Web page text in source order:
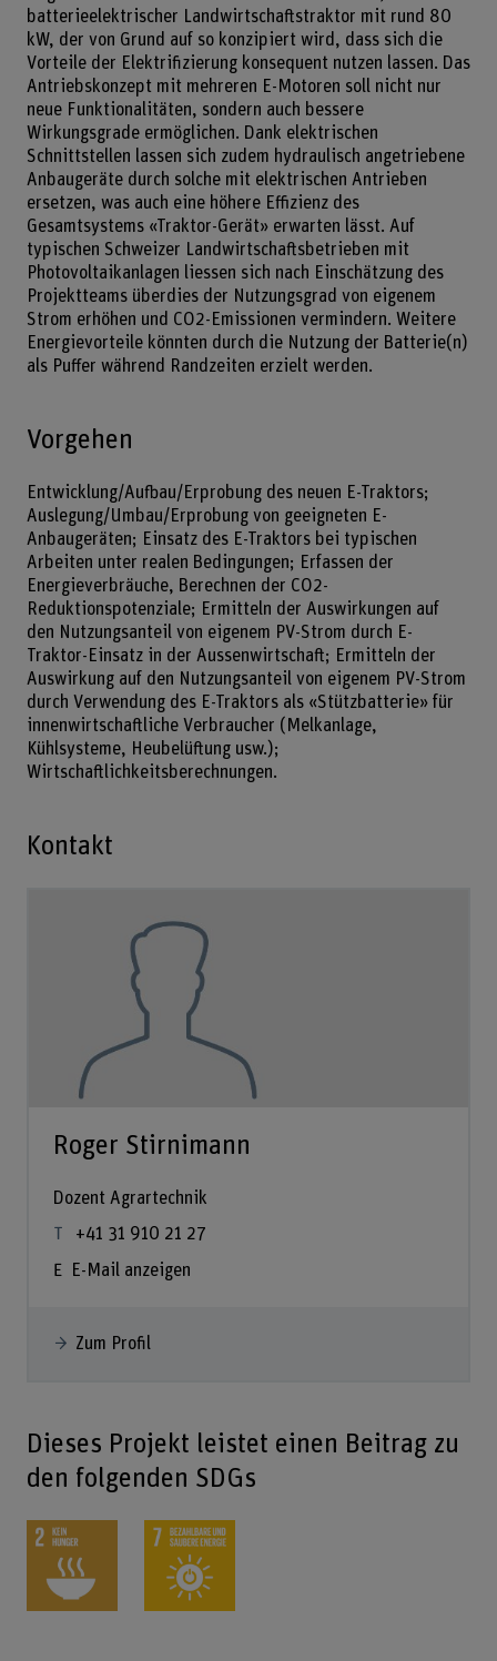
batterieelektrischer Landwirtschaftstraktor mit rund 80
kW, der von Grund auf so konzipiert wird, dass sich die
Vorteile der Elektrifizierung konsequent nutzen lassen. Das
Antriebskonzept mit mehreren E-Motoren soll nicht nur
neue Funktionalitäten, sondern auch bessere
Wirkungsgrade ermöglichen. Dank elektrischen
Schnittstellen lassen sich zudem hydraulisch angetriebene
Anbaugeräte durch solche mit elektrischen Antrieben
ersetzen, was auch eine höhere Effizienz des
Gesamtsystems «Traktor-Gerät» erwarten lässt. Auf
typischen Schweizer Landwirtschaftsbetrieben mit
Photovoltaikanlagen liessen sich nach Einschätzung des
Projektteams überdies der Nutzungsgrad von eigenem
Strom erhöhen und CO2-Emissionen vermindern. Weitere
Energievorteile könnten durch die Nutzung der Batterie(n)
als Puffer während Randzeiten erzielt werden.
Vorgehen
Entwicklung/Aufbau/Erprobung des neuen E-Traktors;
Auslegung/Umbau/Erprobung von geeigneten E-
Anbaugeräten; Einsatz des E-Traktors bei typischen
Arbeiten unter realen Bedingungen; Erfassen der
Energieverbräuche, Berechnen der CO2-
Reduktionspotenziale; Ermitteln der Auswirkungen auf
den Nutzungsanteil von eigenem PV-Strom durch E-
Traktor-Einsatz in der Aussenwirtschaft; Ermitteln der
Auswirkung auf den Nutzungsanteil von eigenem PV-Strom
durch Verwendung des E-Traktors als «Stützbatterie» für
innenwirtschaftliche Verbraucher (Melkanlage,
Kühlsysteme, Heubelüftung usw.);
Wirtschaftlichkeitsberechnungen.
Kontakt
Roger Stirnimann
Dozent Agrartechnik
+41 31 910 21 27
E-Mail anzeigen
Zum Profil
Dieses Projekt leistet einen Beitrag zu
den folgenden SDGs